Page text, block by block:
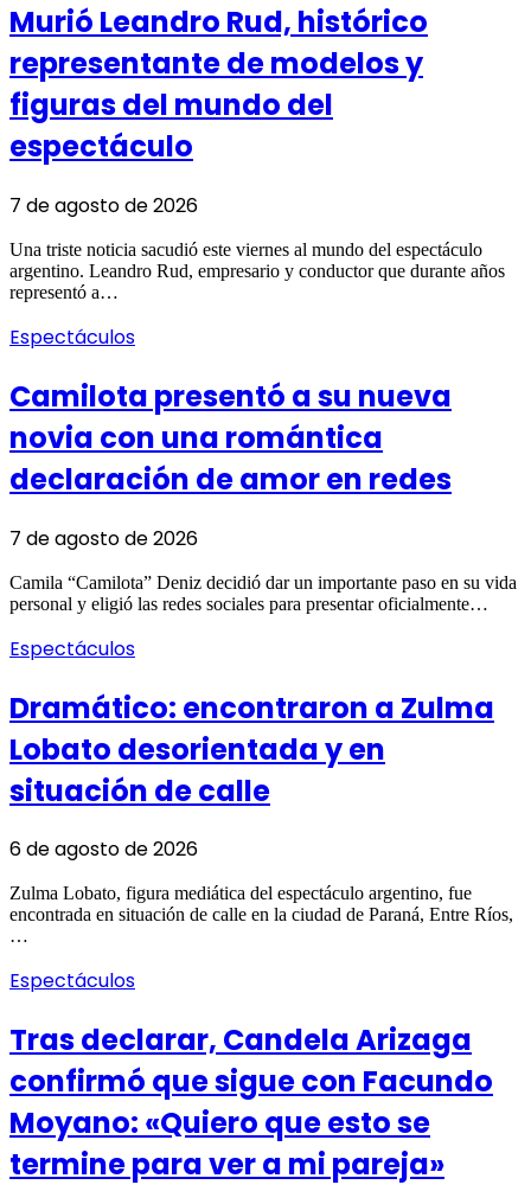
Murió Leandro Rud, histórico
representante de modelos y
figuras del mundo del
espectáculo
7 de agosto de 2026
Una triste noticia sacudió este viernes al mundo del espectáculo
argentino. Leandro Rud, empresario y conductor que durante años
representó a…
Espectáculos
Camilota presentó a su nueva
novia con una romántica
declaración de amor en redes
7 de agosto de 2026
Camila “Camilota” Deniz decidió dar un importante paso en su vida
personal y eligió las redes sociales para presentar oficialmente…
Espectáculos
Dramático: encontraron a Zulma
Lobato desorientada y en
situación de calle
6 de agosto de 2026
Zulma Lobato, figura mediática del espectáculo argentino, fue
encontrada en situación de calle en la ciudad de Paraná, Entre Ríos,
…
Espectáculos
Tras declarar, Candela Arizaga
confirmó que sigue con Facundo
Moyano: «Quiero que esto se
termine para ver a mi pareja»